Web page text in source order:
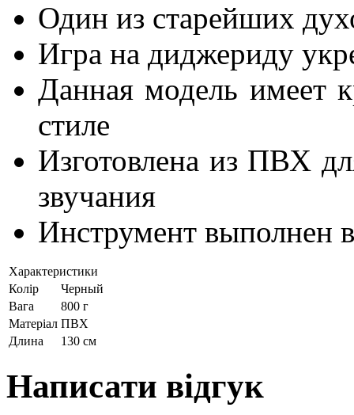
Один из старейших
Игра на диджериду
Данная модель имеет
стиле
Изготовлена из ПВХ
звучания
Инструмент выполнен
Характеристики
Колір
Черный
Вага
800 г
Матеріал ПВХ
Длина
130 см
Написати відгук